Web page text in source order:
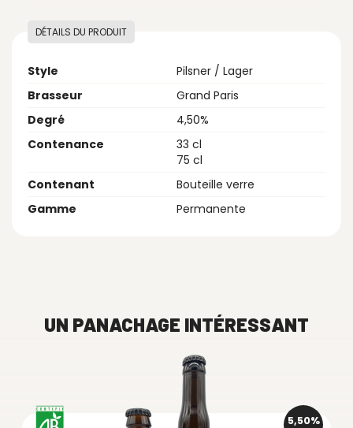
DÉTAILS DU PRODUIT
Style
Pilsner / Lager
Brasseur
Grand Paris
Degré
4,50%
Contenance
33 cl
75 cl
Contenant
Bouteille verre
Gamme
Permanente
UN PANACHAGE INTÉRESSANT
5,50%